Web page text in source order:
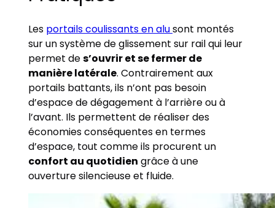
Les portails coulissants en alusont montés
sur un système de glissement sur rail qui leur
permet des’ouvrir et se fermer de
manière latérale. Contrairement aux
portails battants, ils n’ont pas besoin
d’espace de dégagement à l’arrière ou à
l’avant. Ils permettent de réaliser des
économies conséquentes en termes
d’espace, tout comme ils procurent un
confort au quotidien grâce à une
ouverture silencieuse et fluide.